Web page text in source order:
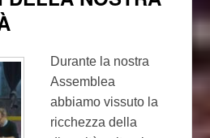
Durante la nostra
Assemblea
abbiamo vissuto la
ricchezza della